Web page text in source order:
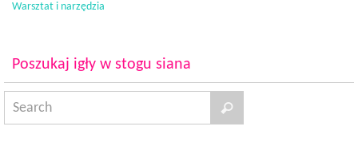
Warsztat i narzędzia
Poszukaj igły w stogu siana